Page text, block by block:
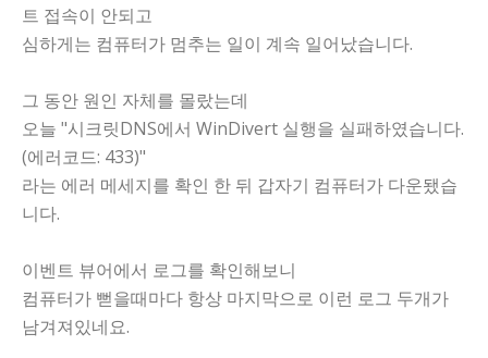
트 접속이 안되고
심하게는 컴퓨터가 멈추는 일이 계속 일어났습니다.
그 동안 원인 자체를 몰랐는데
오늘 "시크릿DNS에서 WinDivert 실행을 실패하였습니다.
(에러코드: 433)"
라는 에러 메세지를 확인 한 뒤 갑자기 컴퓨터가 다운됐습
니다.
이벤트 뷰어에서 로그를 확인해보니
컴퓨터가 뻗을때마다 항상 마지막으로 이런 로그 두개가
남겨져있네요.